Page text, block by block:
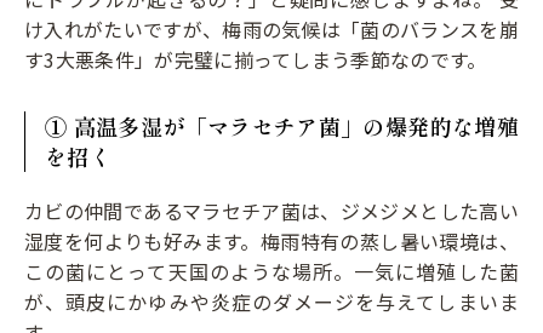
け入れがたいですが、梅雨の気候は「菌のバランスを崩
す3大悪条件」が完璧に揃ってしまう季節なのです。
① 高温多湿が「マラセチア菌」の爆発的な増殖
を招く
カビの仲間であるマラセチア菌は、ジメジメとした高い
湿度を何よりも好みます。梅雨特有の蒸し暑い環境は、
この菌にとって天国のような場所。一気に増殖した菌
が、頭皮にかゆみや炎症のダメージを与えてしまいま